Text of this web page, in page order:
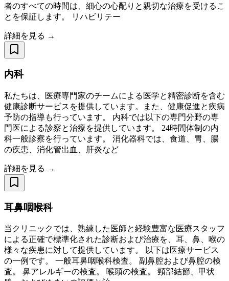
者のすべての時間は、細心の心配りと親切な治療を受けるこ
とを保証します。 リハビリテー
詳細を見る →
内科
私たちは、医療専門家のチームによる医学と精密診断を含む
健康診断サービスを提供しています。また、健康促進と疾病
予防の指導も行っています。 内科では以下の専門分野の専
門医による診察と治療を提供しています。 24時間体制の内
科一般診察を行っています。 消化器科では、食道、胃、腸
の疾患、消化管出血、肝炎など
詳細を見る →
耳鼻咽喉科
当クリニックでは、熟練した医師と経験豊富な医療スタッフ
による正確で標準化された診断および治療を、耳、鼻、喉の
様々な疾患に対して提供しています。 以下は医療サービス
の一例です。 一般耳鼻咽喉科検査。 副鼻腔および鼻腔の検
査。 鼻アレルギーの検査。 喉頭の検査。 頸部結節、甲状